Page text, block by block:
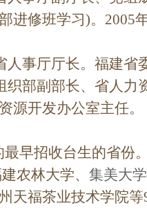
进修班学习)。2005
事厅厅长。福建省
部副部长、省人力
源开发办公室主任。
早招收台生的省份
农林大学、 集美大学
天福茶业技术学院